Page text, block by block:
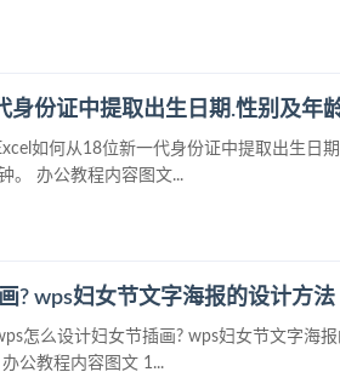
身份证中提取出生日期.性别及年
如何从18位新一代身份证中提取出生日
。 办公教程内容图文...
? wps妇女节文字海报的设计方法
怎么设计妇女节插画? wps妇女节文字海
公教程内容图文 1...